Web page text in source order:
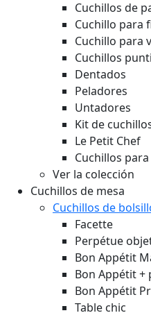
Cuchillos de
Cuchillo para
Cuchillo para
Cuchillos
Dentados
Peladores
Untadores
Kit de
Le Petit Chef
Cuchillos
Ver la colección
Cuchillos de mesa
Cuchillos de
Facette
Perpétue
Bon Appétit
Bon Appétit +
Bon Appétit
Table chic